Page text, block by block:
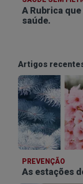
A Rubrica
saúde.
Artigos
PREVENÇÃO
As estações